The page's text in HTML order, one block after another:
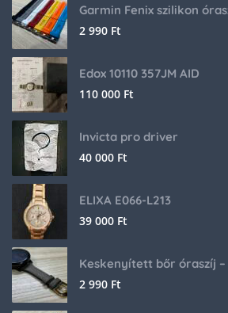
Garmin Fenix szilikon
2 990 Ft
Edox 10110 357JM AID
110 000 Ft
Invicta pro driver
40 000 Ft
ELIXA E066-L213
39 000 Ft
2 990 Ft